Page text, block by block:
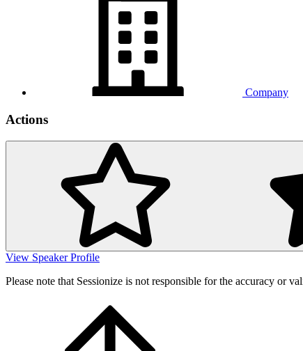
Company
Actions
View Speaker Profile
Please note that Sessionize is not responsible for the accuracy or